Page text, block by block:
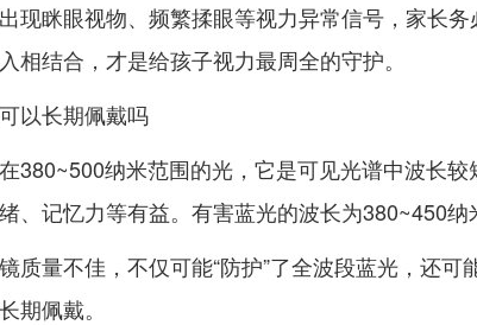
现眯眼视物、频繁揉眼等视力异常信号，家长
相结合，才是给孩子视力最周全的守护。
以长期佩戴吗
380~500纳米范围的光，它是可见光谱中波长
、记忆力等有益。有害蓝光的波长为380~450
质量不佳，不仅可能“防护”了全波段蓝光，还
期佩戴。